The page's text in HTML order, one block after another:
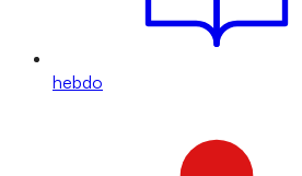
hebdo